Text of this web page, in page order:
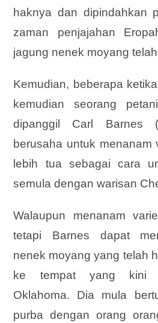
haknya dan dipindahkan
zaman penjajahan
jagung nenek moyang
Kemudian, beberapa
kemudian seorang
dipanggil Carl Barnes
berusaha untuk menanam
lebih tua sebagai cara
semula dengan warisan
Walaupun menanam
tetapi Barnes dapat
nenek moyang yang telah
ke tempat yang kini
Oklahoma. Dia mula
purba dengan orang